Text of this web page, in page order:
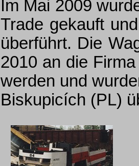
Im Mai 2009
Trade gekauft
überführt. Die
2010 an die
werden und
Biskupicích (PL)